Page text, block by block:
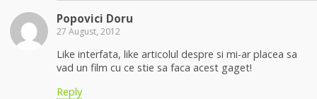
Popovici Doru
27 August, 2012
Like interfata, like articolul despre si mi-ar placea sa
vad un film cu ce stie sa faca acest gaget!
Reply